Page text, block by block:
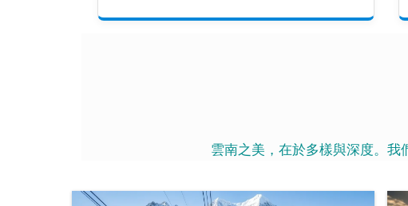
雲南之美，在於多樣與深度。我